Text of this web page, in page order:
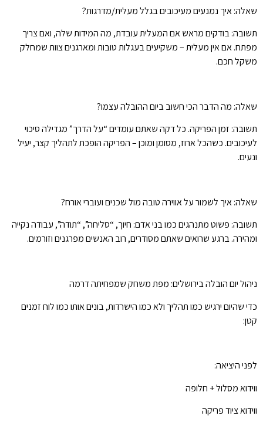
שאלה: איך נמנעים מעיכובים בגלל מעלית/מדרגות?
תשובה: בודקים מראש אם המעלית עובדת, מה המידות שלה, ואם צריך
מפתח. אם אין מעלית – משקיעים בעגלות טובות ומארגנים צוות שמחלק
משקל חכם.
שאלה: מה הדבר הכי חשוב ביום ההובלה עצמו?
תשובה: זמן הפריקה. כל דקה שאתם עומדים “על הדרך” מגדילה סיכוי
לעיכובים. כשהכל ארוז, מסומן ומוכן – הפריקה הופכת לתהליך קצר, יעיל
ונעים.
שאלה: איך לשמור על אווירה טובה מול שכנים ועוברי אורח?
תשובה: פשוט מתנהגים כמו בני אדם: חיוך, “סליחה”, “תודה”, עבודה נקייה
ומהירה. ברגע שרואים שאתם מסודרים, רוב האנשים מפרגנים וזורמים.
ניהול יום הובלה בירושלים: מפת משחק שמפחיתה דרמה
כדי שהיום ירגיש כמו תהליך ולא כמו הישרדות, בונים אותו כמו לוח זמנים
קטן:
לפני היציאה:
ווידוא מסלול + חלופה
ווידוא ציוד פריקה